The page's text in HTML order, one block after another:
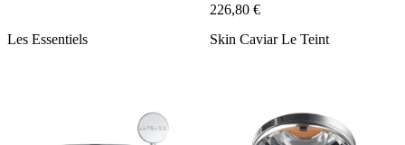
226,80 €
Les Essentiels
Skin Caviar Le Teint